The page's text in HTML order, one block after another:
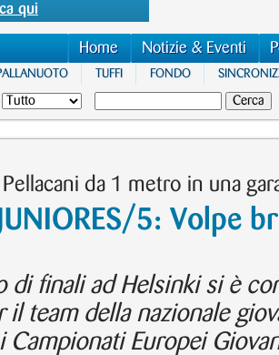
qui
Home Notizie & Eventi
TUFFI FONDO
da 1 metro in una
JUNIORES/5: Volpe
di finali ad Helsinki si è
il team della nazionale
Campionati Europei